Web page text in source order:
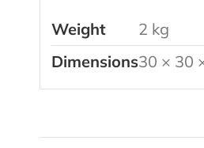
Weight
2 kg
Dimensions30 × 30